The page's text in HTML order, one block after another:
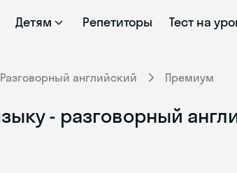
Детям Репетиторы Тест на
Разговорный английский Премиум
- разговорный